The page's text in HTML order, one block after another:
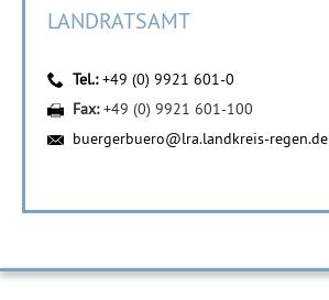
LANDRATSAMT
Tel.:+49 (0) 9921 601-0
Fax:+49 (0) 9921 601-100
buergerbuero@lra.landkreis-regen.de